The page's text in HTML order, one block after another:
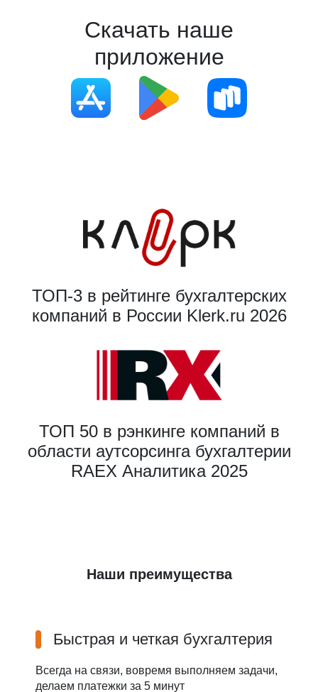
Скачать наше
приложение
ТОП-3 в рейтинге бухгалтерских
компаний в России Klerk.ru 2026
ТОП 50 в рэнкинге компаний в
области аутсорсинга бухгалтерии
RAEX Аналитика 2025
Наши преимущества
Быстрая и четкая бухгалтерия
Всегда на связи, вовремя выполняем задачи,
делаем платежки за 5 минут